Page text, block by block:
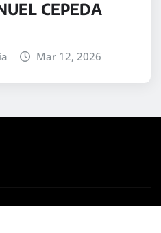
CEPEDA
Mar 12, 2026